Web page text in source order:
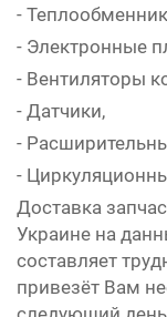
-
- Электронные
- Вентиляторы
- Датчики,
-
-
Доставка
Украине на
составляет
привезёт Вам